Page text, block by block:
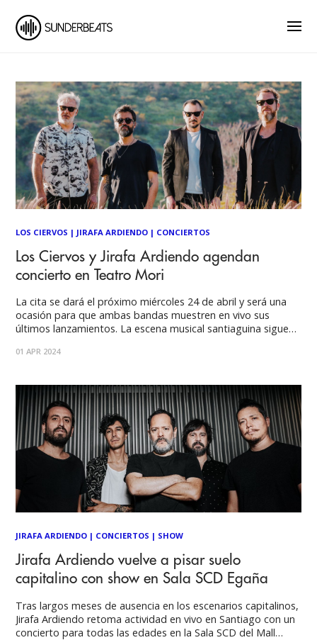
LOS CIERVOS | JIRAFA ARDIENDO | CONCIERTOS
Los Ciervos y Jirafa Ardiendo agendan
concierto en Teatro Mori
La cita se dará el próximo miércoles 24 de abril y será una
ocasión para que ambas bandas muestren en vivo sus
últimos lanzamientos. La escena musical santiaguina sigue
imperdible. Se trata de un concierto que reunirá a
01 APR 2024
JIRAFA ARDIENDO | CONCIERTOS | SHOW
Jirafa Ardiendo vuelve a pisar suelo
capitalino con show en Sala SCD Egaña
Tras largos meses de ausencia en los escenarios capitalinos,
Jirafa Ardiendo retoma actividad en vivo en Santiago con un
concierto para todas las edades en la Sala SCD del Mall